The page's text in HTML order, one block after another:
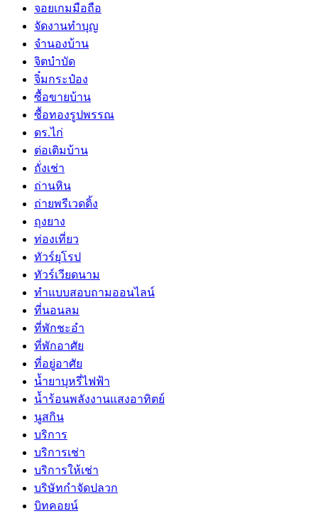
จอยเกมมือถือ
จัดงานทำบุญ
จำนองบ้าน
จิตบำบัด
จิ๋มกระป๋อง
ซื้อขายบ้าน
ซื้อทองรูปพรรณ
ดร.ไก่
ต่อเติมบ้าน
ถั่งเช่า
ถ่านหิน
ถ่ายพรีเวดดิ้ง
ถุงยาง
ท่องเที่ยว
ทัวร์ยุโรป
ทัวร์เวียดนาม
ทำแบบสอบถามออนไลน์
ที่นอนลม
ที่พักชะอำ
ที่พักอาศัย
ที่อยู่อาศัย
น้ำยาบุหรี่ไฟฟ้า
น้ำร้อนพลังงานแสงอาทิตย์
นูสกิน
บริการ
บริการเช่า
บริการให้เช่า
บริษัทกำจัดปลวก
บิทคอยน์